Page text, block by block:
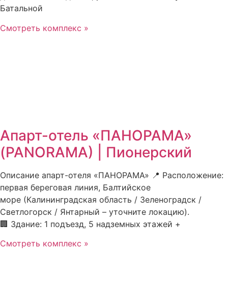
Батальной
Смотреть комплекс »
Апарт-отель «ПАНОРАМА»
(PANORAMA) | Пионерский
Описание апарт-отеля «ПАНОРАМА» 📍 Расположение:
первая береговая линия, Балтийское
море (Калининградская область / Зеленоградск /
Светлогорск / Янтарный – уточните локацию).
🏢 Здание: 1 подъезд, 5 надземных этажей +
Смотреть комплекс »